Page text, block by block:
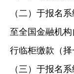
（二）于报名
至全国金融机
行临柜缴款（择
（三）于报名